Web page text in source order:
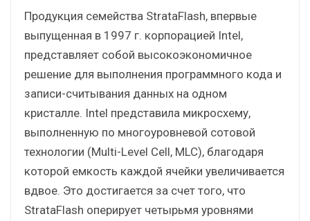
Продукция семейства StrataFlash, впервые
выпущенная в 1997 г. корпорацией Intel,
представляет собой высокоэкономичное
решение для выполнения программного кода и
записи-считывания данных на одном
кристалле. Intel представила микросхему,
выполненную по многоуровневой сотовой
технологии (Multi-Level Cell, MLC), благодаря
которой емкость каждой ячейки увеличивается
вдвое. Это достигается за счет того, что
StrataFlash оперирует четырьмя уровнями